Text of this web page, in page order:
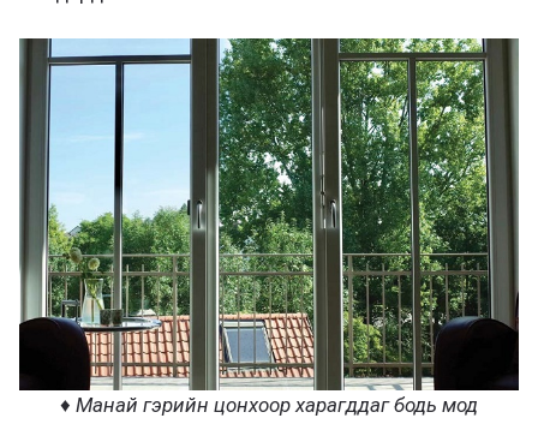
♦ Манай гэрийн цонхоор харагддаг бодь мод